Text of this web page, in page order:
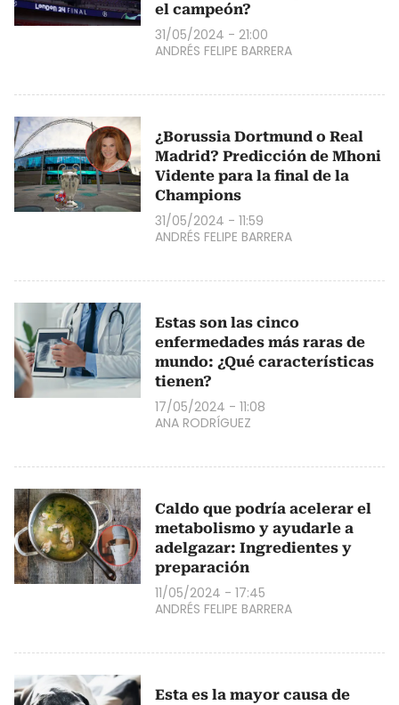
el campeón?
31/05/2024 - 21:00
ANDRÉS FELIPE BARRERA
¿Borussia Dortmund o Real
Madrid? Predicción de Mhoni
Vidente para la final de la
Champions
31/05/2024 - 11:59
ANDRÉS FELIPE BARRERA
Estas son las cinco
enfermedades más raras de
mundo: ¿Qué características
tienen?
17/05/2024 - 11:08
ANA RODRÍGUEZ
Caldo que podría acelerar el
metabolismo y ayudarle a
adelgazar: Ingredientes y
preparación
11/05/2024 - 17:45
ANDRÉS FELIPE BARRERA
Esta es la mayor causa de